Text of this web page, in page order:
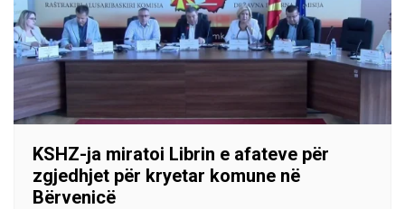
KSHZ-ja miratoi Librin e afateve për
zgjedhjet për kryetar komune në
Bërvenicë